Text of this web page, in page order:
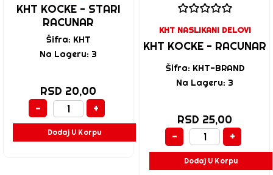
KHT KOCKE - STARI
RACUNAR
Šifra: KHT
Na Lageru: 3
RSD 20,00
-
+
Dodaj U Korpu
KHT NASLIKANI DELOVI
KHT KOCKE - RACUNAR
Šifra: KHT-BRAND
Na Lageru: 3
RSD 25,00
-
+
Dodaj U Korpu